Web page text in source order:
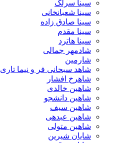
سینا سرلک
سینا شعبانخانی
سینا صادق زاده
سینا مقدم
سینا هاترد
شادمهر جمالی
شارمین
شاهد سبحانی فر و نیما تاری
شاهرخ افشار
شاهین خالدی
شاهین دانشجو
شاهین سیف
شاهین عبدهی
شاهین متولی
شایان شیرین